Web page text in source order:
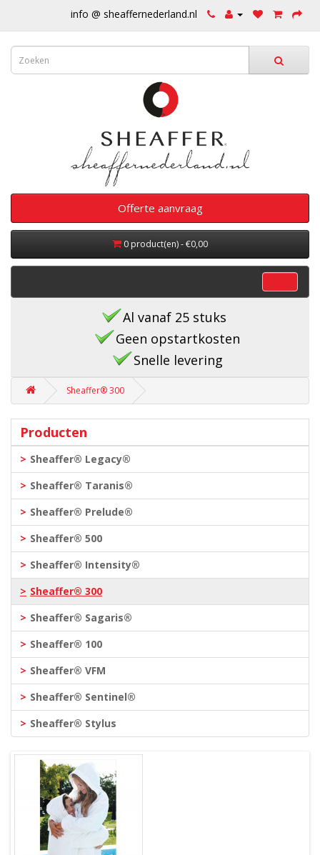
info @ sheaffernederland.nl
Offerte aanvraag
0 product(en) - €0,00
Al vanaf 25 stuks
Geen opstartkosten
Snelle levering
Sheaffer® 300
Producten
Sheaffer® Legacy®
Sheaffer® Taranis®
Sheaffer® Prelude®
Sheaffer® 500
Sheaffer® Intensity®
Sheaffer® 300
Sheaffer® Sagaris®
Sheaffer® 100
Sheaffer® VFM
Sheaffer® Sentinel®
Sheaffer® Stylus